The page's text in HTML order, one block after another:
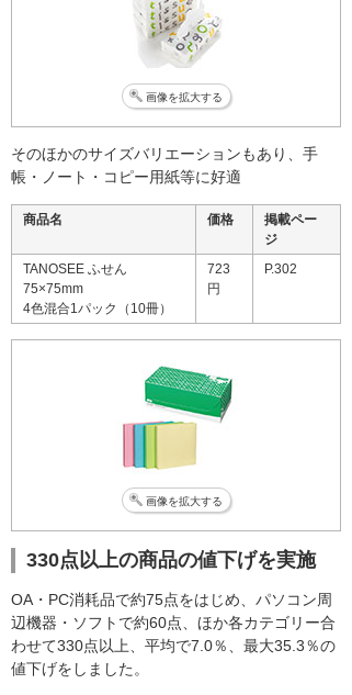
画像を拡大する
そのほかのサイズバリエーションもあり、手
帳・ノート・コピー用紙等に好適
商品名 価格
掲載ペー
ジ
TANOSEE ふせん
75×75mm
4色混合1パック（10冊）
723
円
P.302
画像を拡大する
330点以上の商品の値下げを実施
OA・PC消耗品で約75点をはじめ、パソコン周
辺機器・ソフトで約60点、ほか各カテゴリー合
わせて330点以上、平均で7.0％、最大35.3％の
値下げをしました。